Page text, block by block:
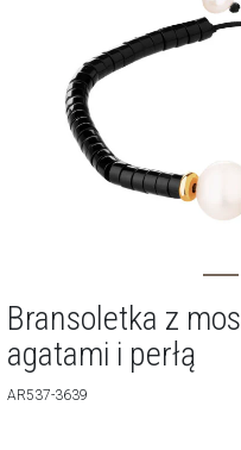
Bransoletka z
agatami i perłą
AR537-3639